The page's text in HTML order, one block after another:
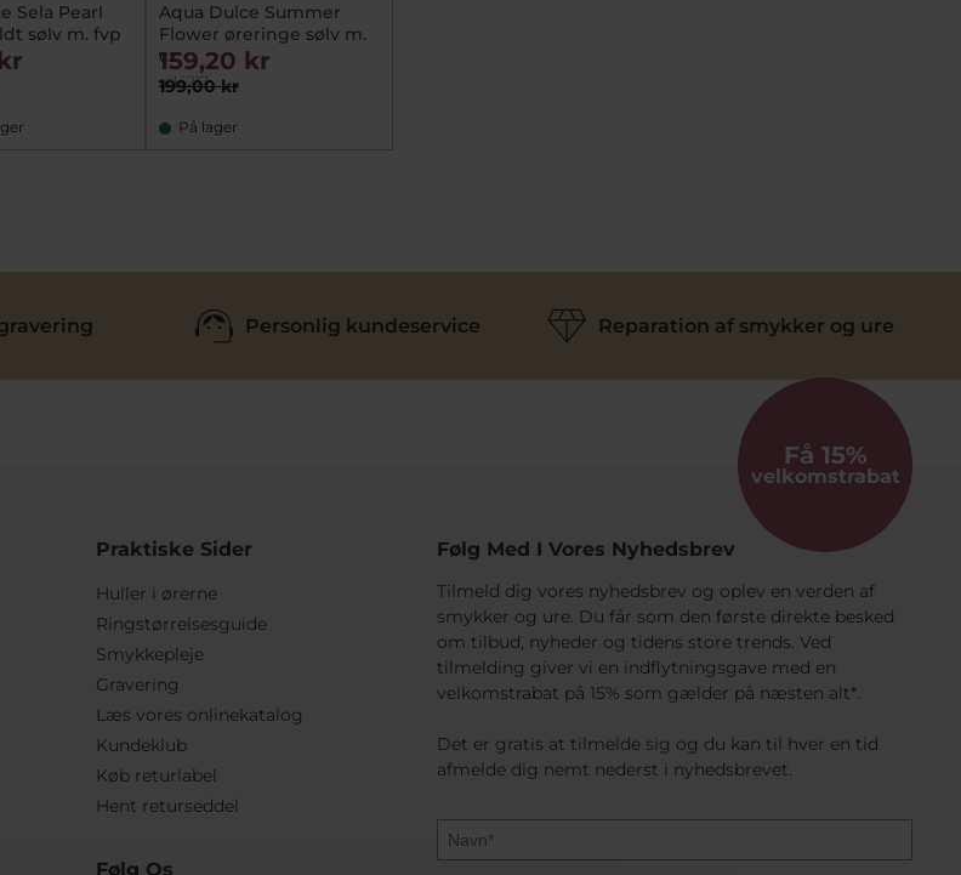
Sela Pearl
sølv m. fvp
Aqua Dulce Summer
Flower øreringe sølv m.
cz
ad4217
199,00 kr
159,20 kr
På lager
Personlig kundeservice Reparation af smykker og ure
Praktiske Sider
Huller i ørerne
Ringstørrelsesguide
Smykkepleje
Gravering
Læs vores onlinekatalog
Kundeklub
Køb returlabel
Hent returseddel
Følg Os
Få 15%
velkomstrabat
Følg Med I Vores Nyhedsbrev
Tilmeld dig vores nyhedsbrev og oplev en verden af
smykker og ure. Du får som den første direkte besked
om tilbud, nyheder og tidens store trends. Ved
tilmelding giver vi en indflytningsgave med en
velkomstrabat på 15% som gælder på næsten alt*.
Det er gratis at tilmelde sig og du kan til hver en tid
afmelde dig nemt nederst i nyhedsbrevet.